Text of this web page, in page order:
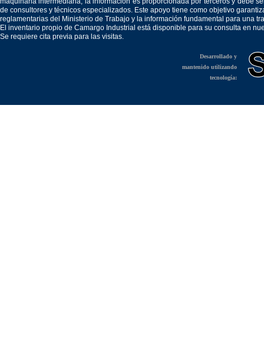
de consultores y técnicos especializados. Este apoyo tiene como objetivo
reglamentarias del Ministerio de Trabajo y la información fundamental para una
El inventario propio de Camargo Industrial está disponible para su consulta en
Se requiere cita previa para las visitas.
Desarrollado y
mantenido utilizando
tecnología: